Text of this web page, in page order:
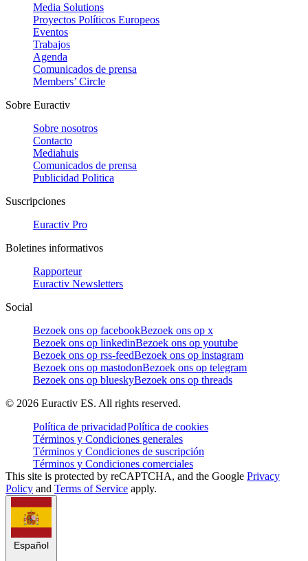
Media Solutions
Proyectos Políticos Europeos
Eventos
Trabajos
Agenda
Comunicados de prensa
Members’ Circle
Sobre Euractiv
Sobre nosotros
Contacto
Mediahuis
Comunicados de prensa
Publicidad Politica
Suscripciones
Euractiv Pro
Boletines informativos
Rapporteur
Euractiv Newsletters
Social
Bezoek ons op facebookBezoek ons op x
Bezoek ons op linkedinBezoek ons op youtube
Bezoek ons op rss-feedBezoek ons op instagram
Bezoek ons op mastodonBezoek ons op telegram
Bezoek ons op blueskyBezoek ons op threads
© 2026 Euractiv ES. All rights reserved.
Política de privacidadPolítica de cookies
Términos y Condiciones generales
Términos y Condiciones de suscripción
Términos y Condiciones comerciales
This site is protected by reCAPTCHA, and the Google Privacy
Policy and Terms of Service apply.
Español